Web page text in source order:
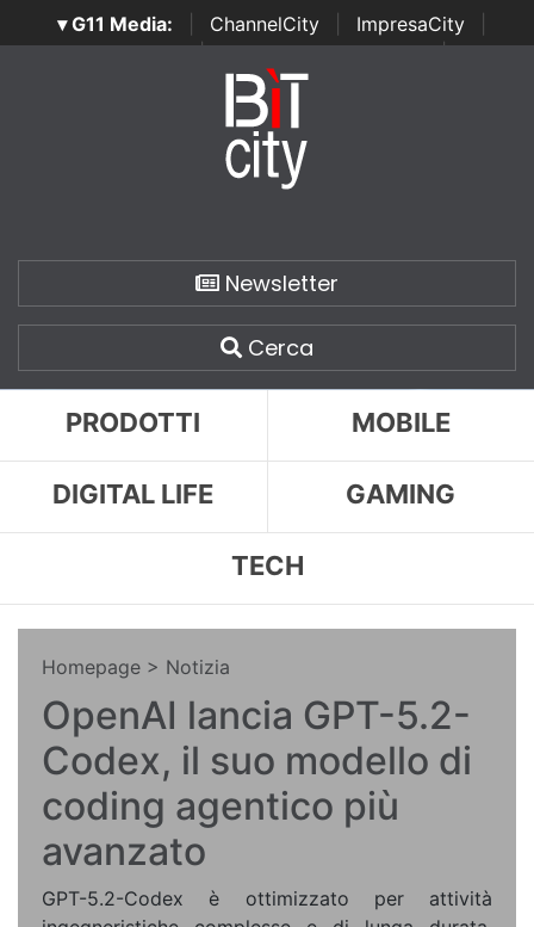
▾ G11 Media: ChannelCity ImpresaCity
SecurityOpenLab | Italian Channel Awards | Italian
Italian Security Awards
Newsletter
Cerca
PRODOTTI MOBILE
DIGITAL LIFE GAMING
TECH
Homepage > Notizia
OpenAI lancia GPT-5.2-
Codex, il suo modello di
coding agentico più
avanzato
GPT-5.2-Codex è ottimizzato per attività